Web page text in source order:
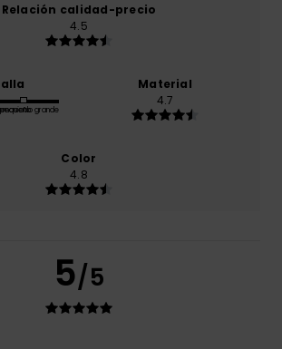
Relación calidad-precio
4.5
grande
Material
4.7
Color
4.8
5/5